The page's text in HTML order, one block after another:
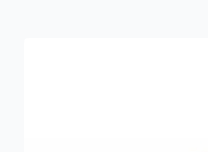
Faerytale